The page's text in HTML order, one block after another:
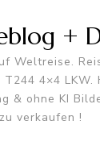
+
Weltreise.
4×4 LKW.
& ohne KI
verkaufen !